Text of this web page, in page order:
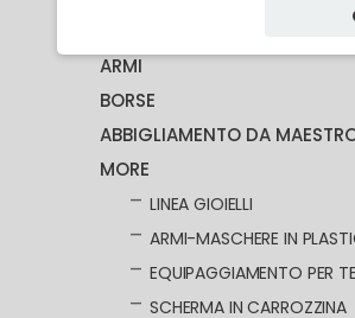
ARMI
BORSE
ABBIGLIAMENTO DA
MORE
LINEA GIOIELLI
ARMI-MASCHERE IN
EQUIPAGGIAMENTO PER
SCHERMA IN CARROZZINA